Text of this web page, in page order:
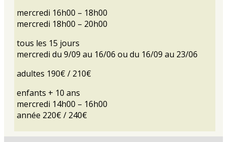
mercredi 16h00 – 18h00
mercredi 18h00 – 20h00
tous les 15 jours
mercredi du 9/09 au 16/06 ou du 16/09 au 23/06
adultes 190€ / 210€
enfants + 10 ans
mercredi 14h00 – 16h00
année 220€ / 240€